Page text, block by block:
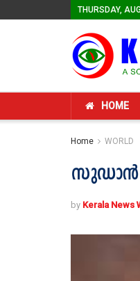
THURSDAY,
HOME
Home WORLD
സുഡാന്‍
by Kerala News